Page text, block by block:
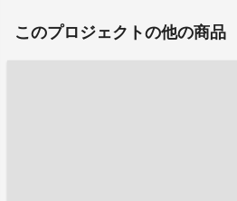
このプロジェクトの他の商品